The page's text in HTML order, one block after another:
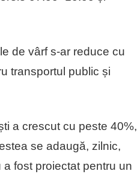
de vârf s-ar reduce cu
transportul public și
a crescut cu peste 40%,
se adaugă, zilnic,
fost proiectat pentru un